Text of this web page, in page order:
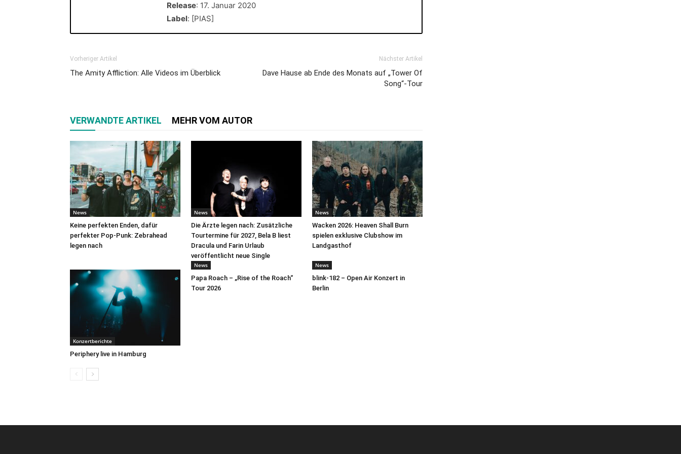
Release: 17. Januar 2020
Label: [PIAS]
Vorheriger Artikel
The Amity Affliction: Alle Videos im Überblick
Nächster Artikel
Dave Hause ab Ende des Monats auf „Tower Of
Song“-Tour
VERWANDTE ARTIKEL MEHR VOM AUTOR
News
Keine perfekten Enden, dafür
perfekter Pop-Punk: Zebrahead
legen nach
News
Die Ärzte legen nach: Zusätzliche
Tourtermine für 2027, Bela B liest
Dracula und Farin Urlaub
veröffentlicht neue Single
News
Wacken 2026: Heaven Shall Burn
spielen exklusive Clubshow im
Landgasthof
Konzertberichte
Periphery live in Hamburg
News
Papa Roach – „Rise of the Roach“
Tour 2026
News
blink-182 – Open Air Konzert in
Berlin